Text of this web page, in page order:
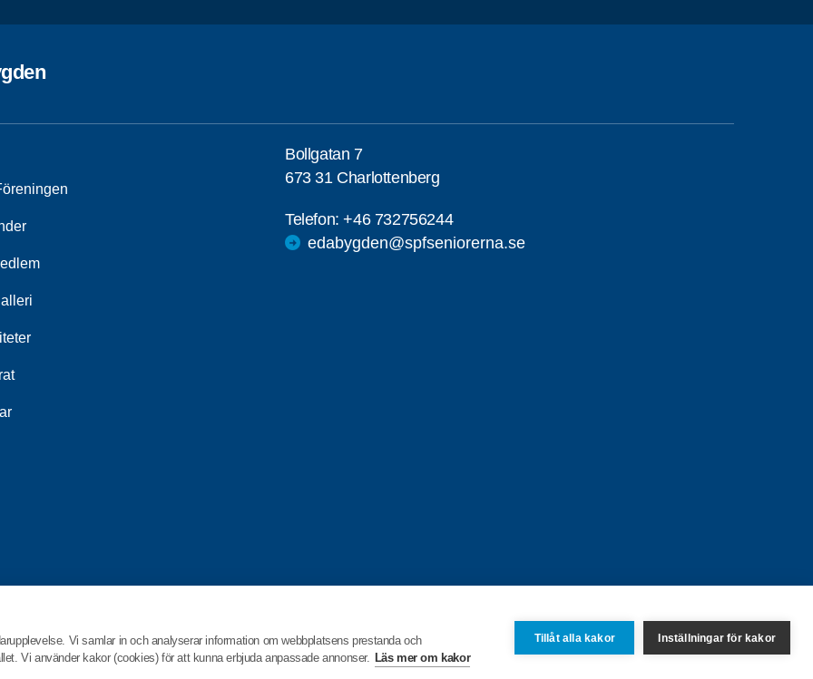
Vi samlar in och analyserar information om webbplatsens prestanda och
Vi använder kakor (cookies) för att kunna erbjuda anpassade annonser. Läs mer om kakor
Tillåt alla kakor Inställningar för kakor
Bollgatan 7
673 31 Charlottenberg
Telefon:+46 732756244
edabygden@spfseniorerna.se